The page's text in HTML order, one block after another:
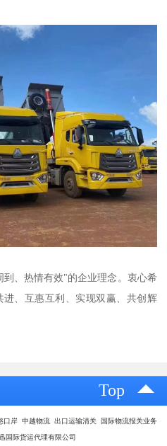
、热情有效"的企业理念。衷心希
、互惠互利、实现双赢、共创辉
Top
岸 中越物流 出口运输清关 国际物流报关业务
国际货运代理有限公司